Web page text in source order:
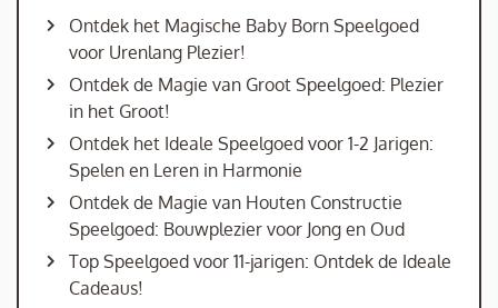
Ontdek het Magische Baby Born Speelgoed
voor Urenlang Plezier!
Ontdek de Magie van Groot Speelgoed: Plezier
in het Groot!
Ontdek het Ideale Speelgoed voor 1-2 Jarigen:
Spelen en Leren in Harmonie
Ontdek de Magie van Houten Constructie
Speelgoed: Bouwplezier voor Jong en Oud
Top Speelgoed voor 11-jarigen: Ontdek de Ideale
Cadeaus!